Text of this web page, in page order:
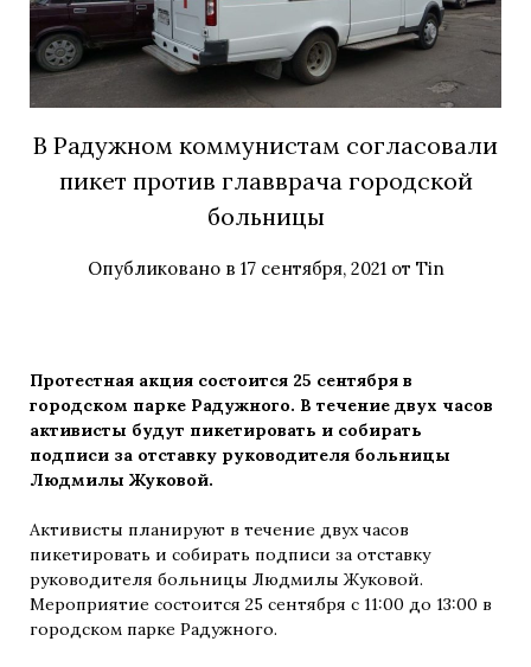
В Радужном коммунистам согласовали
пикет против главврача городской
больницы
Опубликовано в 17 сентября, 2021от Tin
Протестная акция состоится 25 сентября в
городском парке Радужного. В течение двух часов
активисты будут пикетировать и собирать
подписи за отставку руководителя больницы
Людмилы Жуковой.
Активисты планируют в течение двух часов
пикетировать и собирать подписи за отставку
руководителя больницы Людмилы Жуковой.
Мероприятие состоится 25 сентября с 11:00 до 13:00 в
городском парке Радужного.